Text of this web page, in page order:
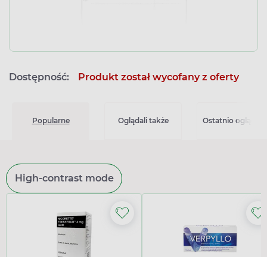
Dostępność: Produkt został wycofany z oferty
Popularne Oglądali także Ostatnio
High-contrast mode